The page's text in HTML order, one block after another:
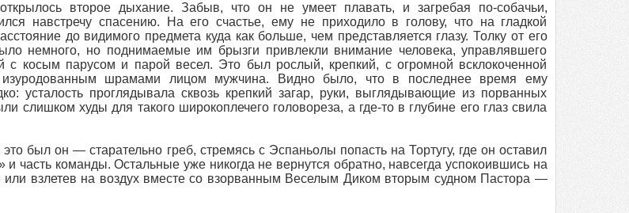
второе дыхание. Забыв, что он не умеет плавать, и загребая по-собачьи,
навстречу спасению. На его счастье, ему не приходило в голову, что на гладкой
до видимого предмета куда как больше, чем представляется глазу. Толку от его
немного, но поднимаемые им брызги привлекли внимание человека, управлявшего
с косым парусом и парой весел. Это был рослый, крепкий, с огромной всклокоченной
шрамами лицом мужчина. Видно было, что в последнее время ему
усталость проглядывала сквозь крепкий загар, руки, выглядывающие из порванных
слишком худы для такого широкоплечего головореза, а где-то в глубине его глаз свила
был он — старательно греб, стремясь с Эспаньолы попасть на Тортугу, где он оставил
и часть команды. Остальные уже никогда не вернутся обратно, навсегда успокоившись на
или взлетев на воздух вместе со взорванным Веселым Диком вторым судном Пастора —